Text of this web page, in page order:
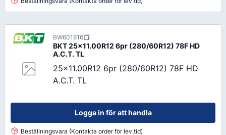
BW601816
BKT25x11.00R12 6pr (280/60R12) 78F HD
A.C.T. TL
25x11.00R12 6pr (280/60R12) 78F HD
A.C.T. TL
Logga in för att handla
Beställningsvara (Kontakta order för lev.tid)